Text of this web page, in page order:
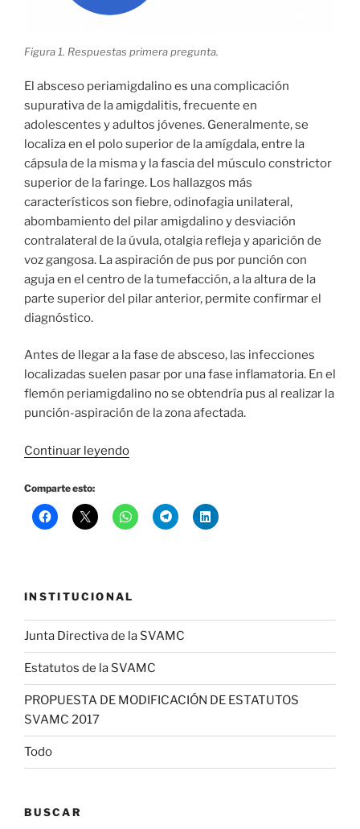
Figura 1. Respuestas primera pregunta.
El absceso periamigdalino es una complicación
supurativa de la amigdalitis, frecuente en
adolescentes y adultos jóvenes. Generalmente, se
localiza en el polo superior de la amígdala, entre la
cápsula de la misma y la fascia del músculo constrictor
superior de la faringe. Los hallazgos más
característicos son fiebre, odinofagia unilateral,
abombamiento del pilar amigdalino y desviación
contralateral de la úvula, otalgia refleja y aparición de
voz gangosa. La aspiración de pus por punción con
aguja en el centro de la tumefacción, a la altura de la
parte superior del pilar anterior, permite confirmar el
diagnóstico.
Antes de llegar a la fase de absceso, las infecciones
localizadas suelen pasar por una fase inflamatoria. En el
flemón periamigdalino no se obtendría pus al realizar la
punción-aspiración de la zona afectada.
Continuar leyendo«RESPUESTAS
DE
MARZO:
EN
ADULTO
JOVEN»
Comparte esto:
INSTITUCIONAL
Junta Directiva de la SVAMC
Estatutos de la SVAMC
PROPUESTA DE MODIFICACIÓN DE ESTATUTOS
SVAMC 2017
Todo
BUSCAR